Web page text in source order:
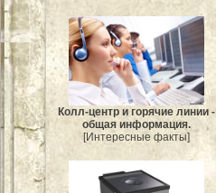
Колл-центр и горячие линии -
общая информация.
[Интересные факты]